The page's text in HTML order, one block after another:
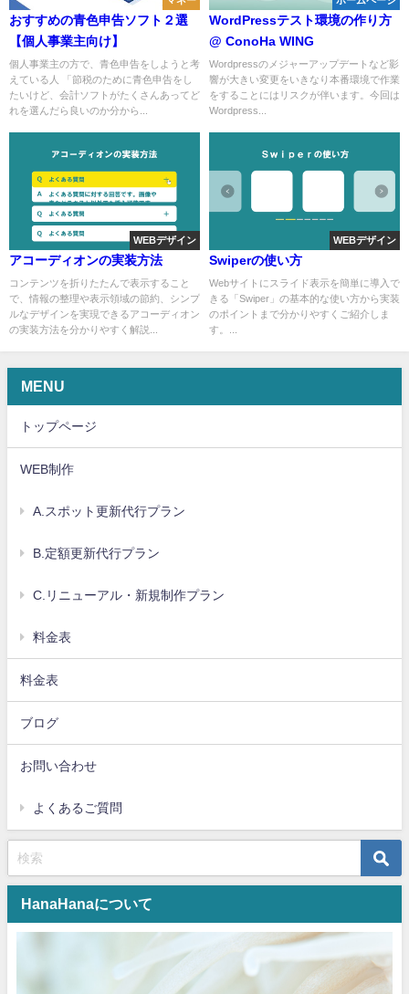
おすすめの青色申告ソフト２選
【個人事業主向け】
個人事業主の方で、青色申告をしようと考
えている人 「節税のために青色申告をし
たいけど、会計ソフトがたくさんあってど
れを選んだら良いのか分から...
WordPressテスト環境の作り方
@ ConoHa WING
Wordpressのメジャーアップデートなど影
響が大きい変更をいきなり本番環境で作業
をすることにはリスクが伴います。今回は
Wordpress...
WEBデザイン
アコーディオンの実装方法
コンテンツを折りたたんで表示すること
で、情報の整理や表示領域の節約、シンプ
ルなデザインを実現できるアコーディオン
の実装方法を分かりやすく解説...
WEBデザイン
Swiperの使い方
Webサイトにスライド表示を簡単に導入で
きる「Swiper」の基本的な使い方から実装
のポイントまで分かりやすくご紹介しま
す。...
MENU
トップページ
WEB制作
A.スポット更新代行プラン
B.定額更新代行プラン
C.リニューアル・新規制作プラン
料金表
料金表
ブログ
お問い合わせ
よくあるご質問
HanaHanaについて